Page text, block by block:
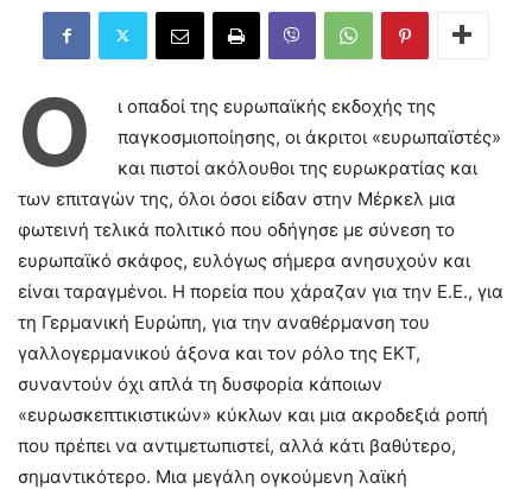
Ο
ι οπαδοί της ευρωπαϊκής εκδοχής της
παγκοσμιοποίησης, οι άκριτοι «ευρωπαϊστές»
και πιστοί ακόλουθοι της ευρωκρατίας και
των επιταγών της, όλοι όσοι είδαν στην Μέρκελ μια
φωτεινή τελικά πολιτικό που οδήγησε με σύνεση το
ευρωπαϊκό σκάφος, ευλόγως σήμερα ανησυχούν και
είναι ταραγμένοι. Η πορεία που χάραζαν για την Ε.Ε., για
τη Γερμανική Ευρώπη, για την αναθέρμανση του
γαλλογερμανικού άξονα και τον ρόλο της ΕΚΤ,
συναντούν όχι απλά τη δυσφορία κάποιων
«ευρωσκεπτικιστικών» κύκλων και μια ακροδεξιά ροπή
που πρέπει να αντιμετωπιστεί, αλλά κάτι βαθύτερο,
σημαντικότερο. Μια μεγάλη ογκούμενη λαϊκή